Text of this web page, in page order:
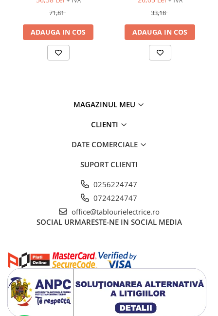
Limitatoare pozitie mecanice
Distribuitoare
Butoane si lampi
Potentiometre, Butoane diverse
Stechere si Prize industriale
Ultraterminale (prize,
intrerupatoare)
Siemens PT (aparent)
Doze aparat
Protecţie trăsnet-supratensiuni
Protectii supratensiuni
Sisteme de paratrasnet
71,81
ADAUGA IN COS
33,18
ADAUGA IN COS
MAGAZINUL MEU
CLIENTI
DATE COMERCIALE
SUPORT CLIENTI
0256224747
0724224747
office@tablourielectrice.ro
SOCIAL URMARESTE-NE IN SOCIAL MEDIA